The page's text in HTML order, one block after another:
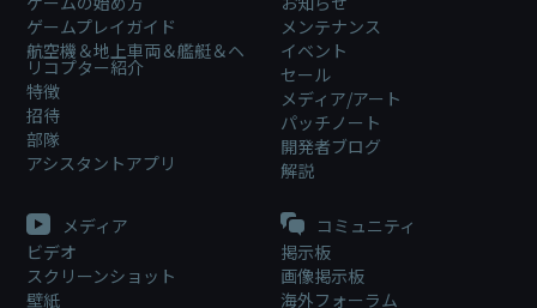
ゲームプレイガイド
航空機＆地上車両＆艦艇＆ヘ
リコプター紹介
特徴
招待
部隊
アシスタントアプリ
メンテナンス
イベント
セール
メディア/アート
パッチノート
開発者ブログ
解説
メディア
ビデオ
スクリーンショット
壁紙
コミュニティ
掲示板
画像掲示板
海外フォーラム